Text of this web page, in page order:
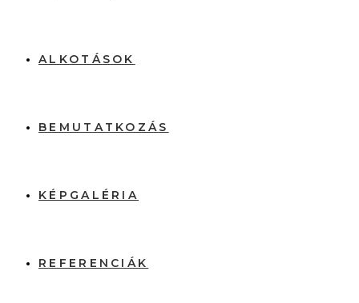
ALKOTÁSOK
BEMUTATKOZÁS
KÉPGALÉRIA
REFERENCIÁK